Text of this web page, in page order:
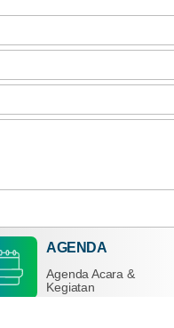
(Februari
Maret)
AGENDA
Agenda Acara &
Kegiatan